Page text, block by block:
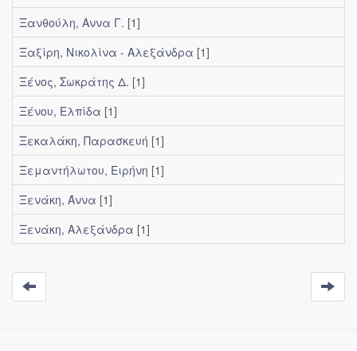
Ξανθούλη, Αννα Γ. [1]
Ξαξίρη, Νικολίνα - Αλεξάνδρα [1]
Ξένος, Σωκράτης Δ. [1]
Ξένου, Ελπίδα [1]
Ξεκαλάκη, Παρασκευή [1]
Ξεμαντήλωτου, Ειρήνη [1]
Ξενάκη, Άννα [1]
Ξενάκη, Αλεξάνδρα [1]